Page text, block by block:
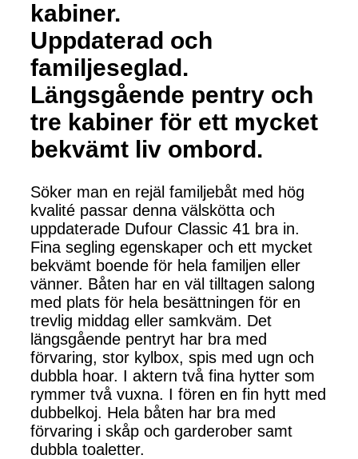
kabiner.
Uppdaterad och
familjeseglad.
Längsgående pentry och
tre kabiner för ett mycket
bekvämt liv ombord.
Söker man en rejäl familjebåt med hög
kvalité passar denna välskötta och
uppdaterade Dufour Classic 41 bra in.
Fina segling egenskaper och ett mycket
bekvämt boende för hela familjen eller
vänner. Båten har en väl tilltagen salong
med plats för hela besättningen för en
trevlig middag eller samkväm. Det
längsgående pentryt har bra med
förvaring, stor kylbox, spis med ugn och
dubbla hoar. I aktern två fina hytter som
rymmer två vuxna. I fören en fin hytt med
dubbelkoj. Hela båten har bra med
förvaring i skåp och garderober samt
dubbla toaletter.